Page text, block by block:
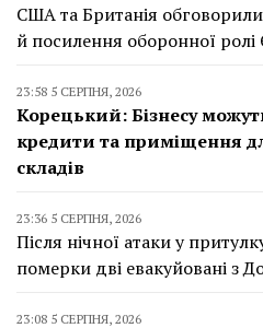
США та Британія
й посилення оборонної
23:58 5 СЕРПНЯ, 2026
Корецький: Бізнесу
кредити та приміщення
складів
23:36 5 СЕРПНЯ, 2026
Після нічної атаки у
померки дві евакуйовані з
23:08 5 СЕРПНЯ, 2026